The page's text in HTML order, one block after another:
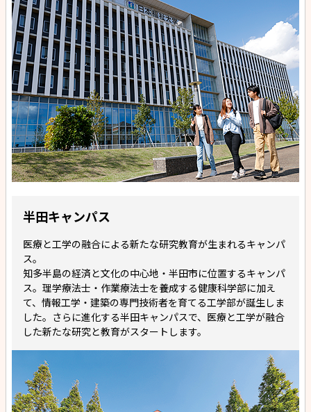
半田キャンパス
医療と工学の融合による新たな研究教育が生まれるキャンパ
ス。
知多半島の経済と文化の中心地・半田市に位置するキャンパ
ス。理学療法士・作業療法士を養成する健康科学部に加え
て、情報工学・建築の専門技術者を育てる工学部が誕生しま
した。さらに進化する半田キャンパスで、医療と工学が融合
した新たな研究と教育がスタートします。